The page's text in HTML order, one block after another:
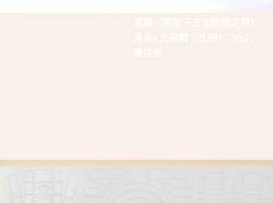
酒精（膜貼下去加速固定用）
清水+洗碗精（比例1：100）
擦拭布